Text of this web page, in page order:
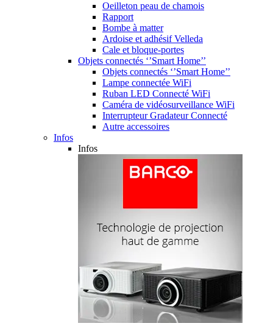
Oeilleton peau de chamois
Rapport
Bombe à matter
Ardoise et adhésif Velleda
Cale et bloque-portes
Objets connectés ‘’Smart Home’’
Objets connectés ‘’Smart Home’’
Lampe connectée WiFi
Ruban LED Connecté WiFi
Caméra de vidéosurveillance WiFi
Interrupteur Gradateur Connecté
Autre accessoires
Infos
Infos